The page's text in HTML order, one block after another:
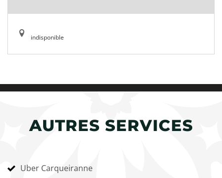
indisponible
AUTRES SERVICES
Uber Carqueiranne